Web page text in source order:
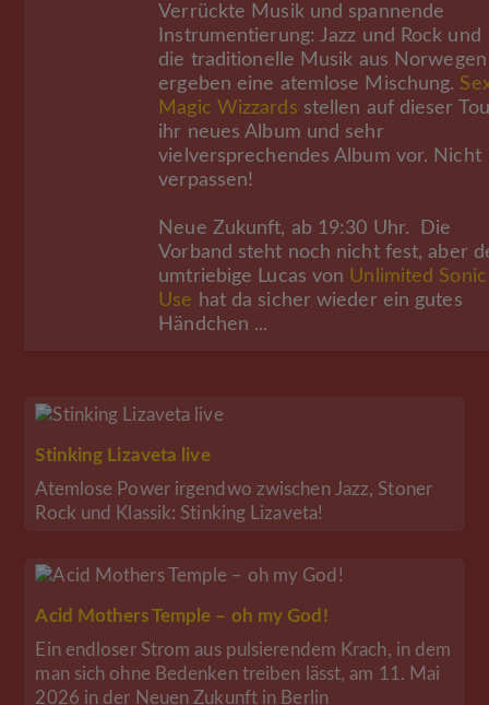
Verrückte Musik und spannende
Instrumentierung: Jazz und Rock und
die traditionelle Musik aus Norwegen
ergeben eine atemlose Mischung.
Magic Wizzards stellen auf dieser
ihr neues Album und sehr
vielversprechendes Album vor. Nicht
verpassen!
Neue Zukunft, ab 19:30 Uhr. Die
Vorband steht noch nicht fest, aber
umtriebige Lucas von Unlimited Sonic
Use hat da sicher wieder ein gutes
Händchen ...
Stinking Lizaveta live
Atemlose Power irgendwo zwischen Jazz, Stoner
Rock und Klassik: Stinking Lizaveta!
Acid Mothers Temple – oh my God!
Ein endloser Strom aus pulsierendem Krach, in dem
man sich ohne Bedenken treiben lässt, am 11. Mai
2026 in der Neuen Zukunft in Berlin